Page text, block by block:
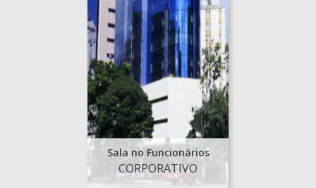
CORPORATIVO
Sala no Funcionários